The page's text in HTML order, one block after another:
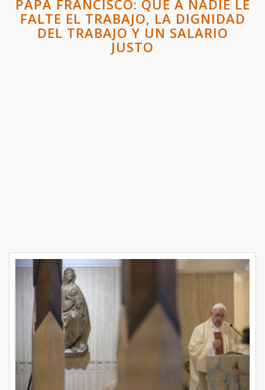
PAPA FRANCISCO: QUE A NADIE LE
FALTE EL TRABAJO, LA DIGNIDAD
DEL TRABAJO Y UN SALARIO
JUSTO